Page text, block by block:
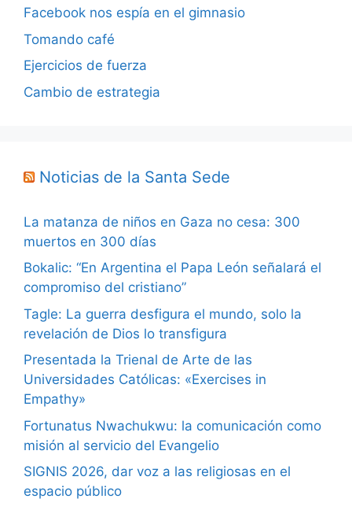
Facebook nos espía en el gimnasio
Tomando café
Ejercicios de fuerza
Cambio de estrategia
Noticias de la Santa Sede
La matanza de niños en Gaza no cesa: 300
muertos en 300 días
Bokalic: “En Argentina el Papa León señalará el
compromiso del cristiano”
Tagle: La guerra desfigura el mundo, solo la
revelación de Dios lo transfigura
Presentada la Trienal de Arte de las
Universidades Católicas: «Exercises in
Empathy»
Fortunatus Nwachukwu: la comunicación como
misión al servicio del Evangelio
SIGNIS 2026, dar voz a las religiosas en el
espacio público